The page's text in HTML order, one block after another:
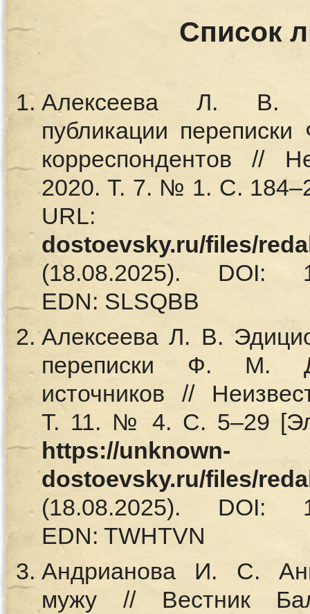
Список
Алексеева Л. В.
публикации
корреспондентов //
2020. Т. 7. № 1. С.
dostoevsky.ru/files/
(18.08.2025). DOI:
EDN: SLSQBB
Алексеева Л. В.
переписки Ф. М.
источников //
Т. 11. № 4. С. 5–29
https://unknown-
dostoevsky.ru/files/
(18.08.2025). DOI:
EDN: TWHTVN
Андрианова И. С.
мужу // Вестник